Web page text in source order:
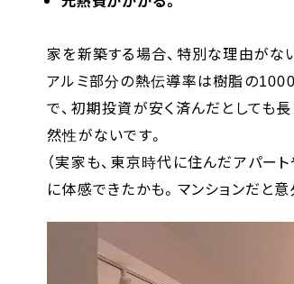
家を新築する場合、特別な理由がな
アルミ部分の熱伝導率は樹脂の1000
で、初期投資が安く済んだとしても
然性がないです。
（実家も、東京時代に住んだアパー
に体感できたかも。マンションだと